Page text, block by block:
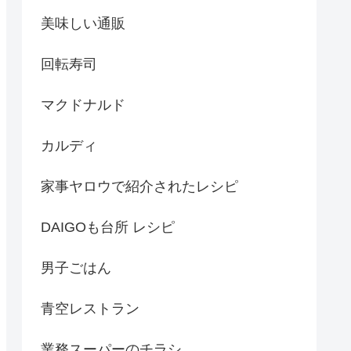
美味しい通販
回転寿司
マクドナルド
カルディ
家事ヤロウで紹介されたレシピ
DAIGOも台所 レシピ
男子ごはん
青空レストラン